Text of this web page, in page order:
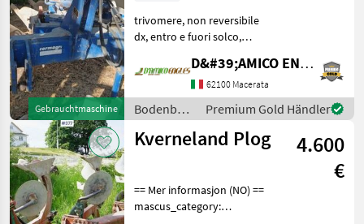
Gebrauchtmaschine
trivomere, non reversibile
dx, entro e fuori solco,
avanvomeri a disco, peso:
Bodenbearbeitung Pflüge
D&#39;AMICO ENGLES SRL
62100 Macerata
Bodenbearbeitung
/ Corma
Premium Gold Händler
Kverneland Plog
4.600
€
== Mer informasjon (NO) ==
mascus_category: